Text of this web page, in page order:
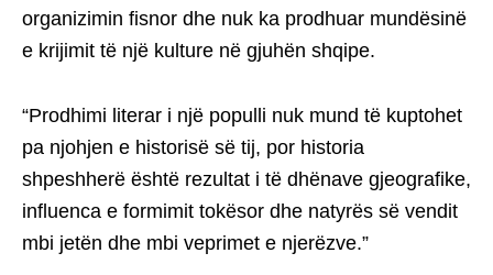
organizimin fisnor dhe nuk ka prodhuar mundësinë
e krijimit të një kulture në gjuhën shqipe.
“Prodhimi literar i një populli nuk mund të kuptohet
pa njohjen e historisë së tij, por historia
shpeshherë është rezultat i të dhënave gjeografike,
influenca e formimit tokësor dhe natyrës së vendit
mbi jetën dhe mbi veprimet e njerëzve.”